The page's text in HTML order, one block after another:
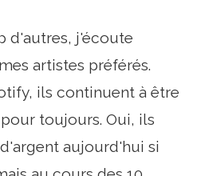
d'autres, j'écoute
artistes préférés.
ils continuent à être
toujours. Oui, ils
aujourd'hui si